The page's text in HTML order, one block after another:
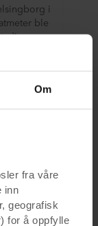
Om
fra våre
inn
geografisk
for å oppfylle
i
ble
alle
å
og den